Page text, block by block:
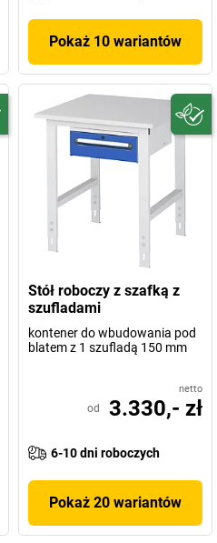
Pokaż 10 wariantów
Stół roboczy z szafką z
szufladami
kontener do wbudowania pod
blatem z 1 szufladą 150 mm
netto
od 3.330,- zł
6-10 dni roboczych
Pokaż 20 wariantów